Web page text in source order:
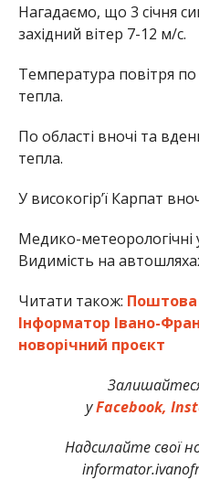
Нагадаємо, що 3 січня
західний вітер 7-12 м/с.
Температура повітря по
тепла.
По області вночі та
тепла.
У високогір’ї Карпат
Медико-метеорологічні
Видимість на
Читати також: Поштова
Інформатор Івано-
новорічний проєкт
уFacebook,
Надсилайте свої